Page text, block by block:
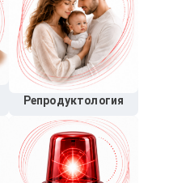
Репродуктология